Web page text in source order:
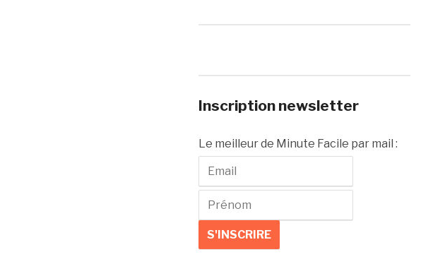
Inscription newsletter
Le meilleur de Minute Facile par mail :